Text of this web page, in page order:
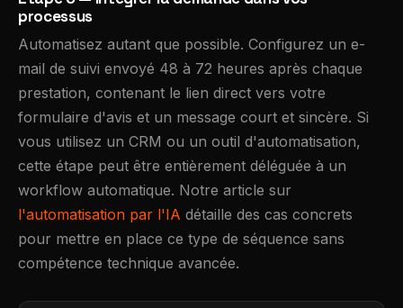
processus
Automatisez autant que possible. Configurez un e-
mail de suivi envoyé 48 à 72 heures après chaque
prestation, contenant le lien direct vers votre
formulaire d'avis et un message court et sincère. Si
vous utilisez un CRM ou un outil d'automatisation,
cette étape peut être entièrement déléguée à un
workflow automatique. Notre article sur
l'automatisation par l'IA détaille des cas concrets
pour mettre en place ce type de séquence sans
compétence technique avancée.